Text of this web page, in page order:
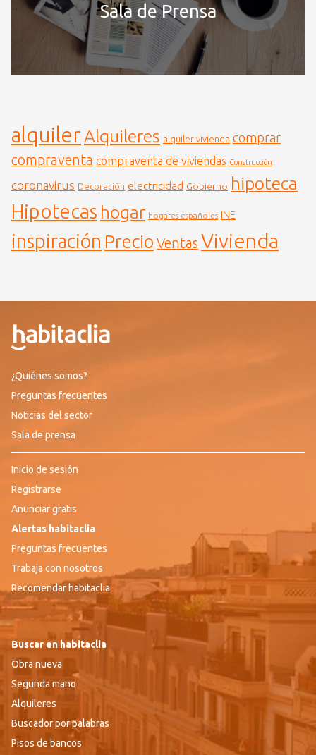
Sala de Prensa
alquilerAlquileres alquiler vivienda comprar
compraventa compraventa de viviendas Construcción
coronavirus Decoración electricidad Gobierno hipoteca
Hipotecas hogar hogares españoles INE
inspiración Precio Ventas Vivienda
¿Quiénes somos?
Preguntas frecuentes
Noticias del sector
Sala de prensa
Inicio de sesión
Registrarse
Anunciar gratis
Alertas habitaclia
Preguntas frecuentes
Trabaja con nosotros
Recomendar habitaclia
Buscar en habitaclia
Obra nueva
Segunda mano
Alquileres
Buscador por palabras
Pisos de bancos